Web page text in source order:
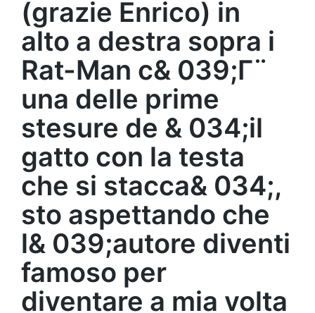
(grazie Enrico) in
alto a destra sopra i
Rat-Man c& 039;Γ¨
una delle prime
stesure de & 034;il
gatto con la testa
che si stacca& 034;,
sto aspettando che
l& 039;autore diventi
famoso per
diventare a mia volta